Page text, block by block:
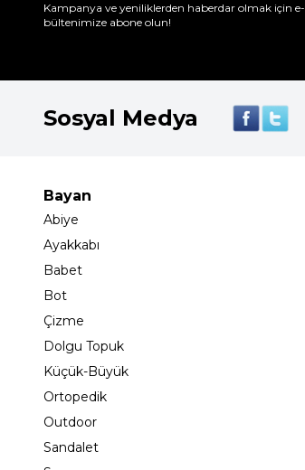
Kampanya ve yeniliklerden haberdar olmak için e-
bültenimize abone olun!
Sosyal Medya
Bayan
Abiye
Ayakkabı
Babet
Bot
Çizme
Dolgu Topuk
Küçük-Büyük
Ortopedik
Outdoor
Sandalet